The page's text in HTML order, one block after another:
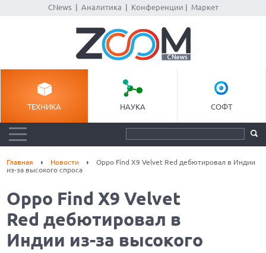
CNews| Аналитика Конференции Маркет
ТЕХНИКА НАУКА СОФТ
Главная Новости
Oppo Find X9 Velvet Red дебютировал в Индии
из-за высокого спроса
Oppo Find X9 Velvet
Red дебютировал в
Индии из-за высокого